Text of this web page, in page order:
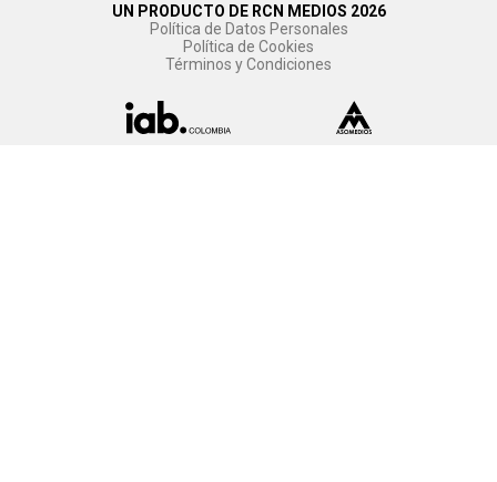
UN PRODUCTO DE RCN MEDIOS 2026
Política de Datos Personales
Política de Cookies
Términos y Condiciones